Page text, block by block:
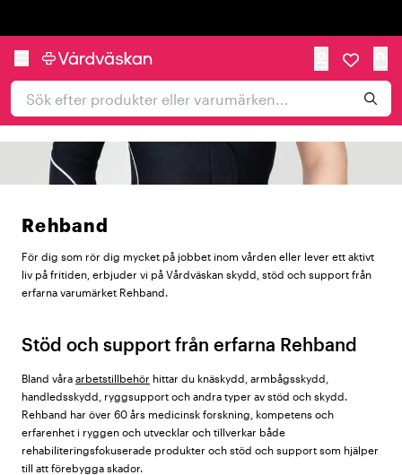
Rehband
För dig som rör dig mycket på jobbet inom vården eller lever ett aktivt
liv på fritiden, erbjuder vi på Vårdväskan skydd, stöd och support från
erfarna varumärket Rehband.
Stöd och support från erfarna Rehband
Bland våra arbetstillbehör hittar du knäskydd, armbågsskydd,
handledsskydd, ryggsupport och andra typer av stöd och skydd.
Rehband har över 60 års medicinsk forskning, kompetens och
erfarenhet i ryggen och utvecklar och tillverkar både
rehabiliteringsfokuserade produkter och stöd och support som hjälper
till att förebygga skador.